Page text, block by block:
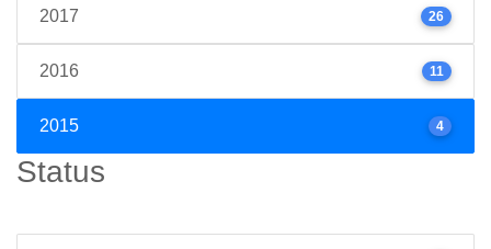
2017 26
2016 11
2015 4
Status